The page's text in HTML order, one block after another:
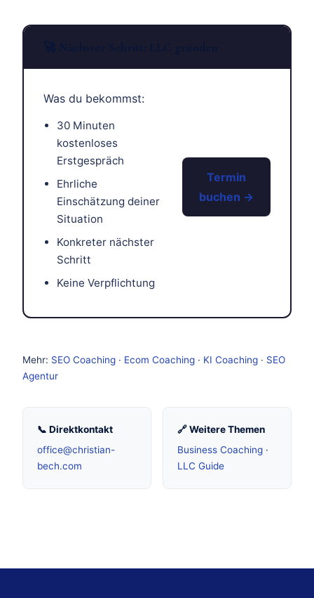
Was du bekommst:
30 Minuten
kostenloses
Erstgespräch
Ehrliche
Einschätzung deiner
Situation
Konkreter nächster
Schritt
Keine Verpflichtung
Termin
buchen →
Mehr: SEO Coaching · Ecom Coaching · KI Coaching · SEO
Agentur
📞 Direktkontakt
office@christian-
bech.com
🔗 Weitere Themen
Business Coaching ·
LLC Guide